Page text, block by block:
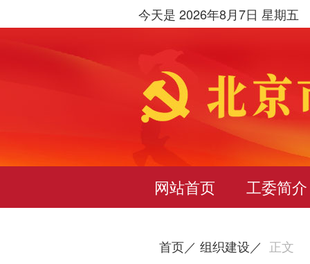
今天是 2026年8月7日 星期五
网站首页 工委简介
首页／ 组织建设／ 正文